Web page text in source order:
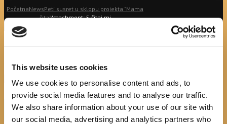
This website uses cookies
We use cookies to personalise content and ads, to
provide social media features and to analyse our traffic.
We also share information about your use of our site with
our social media, advertising and analytics partners who
PočetnaNewsPeti susret u sklopu projekta "Mama
čita"Attachment: 5 čitaj mi
5 čitaj mi
Next item
No image description ...
Search